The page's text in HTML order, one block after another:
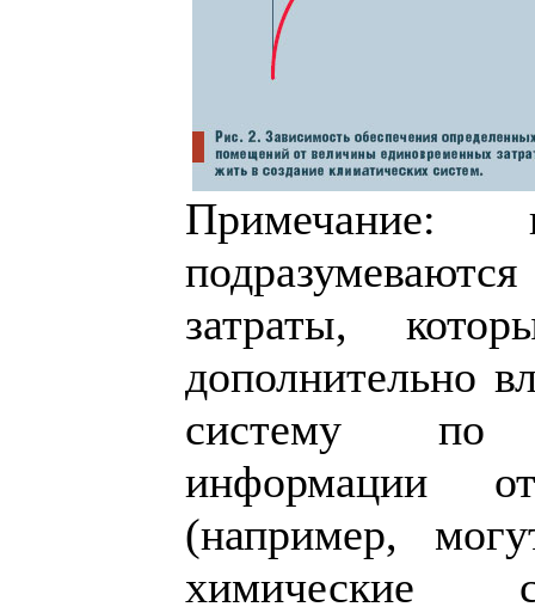
затраты,
дополнительно
систему по
информации от
(например,
химические